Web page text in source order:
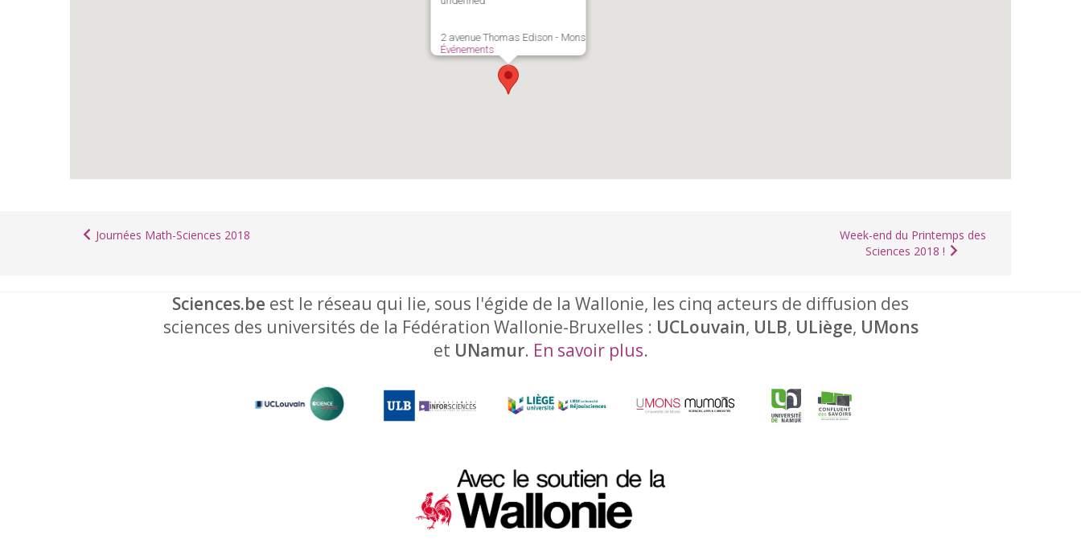
2 avenue Thomas Edison - Mons
Événements
Journées Math-Sciences 2018
Week-end du Printemps des
Sciences 2018 !
Sciences.be est le réseau qui lie, sous l'égide de la Wallonie, les cinq acteurs de diffusion des
sciences des universités de la Fédération Wallonie-Bruxelles : UCLouvain, ULB, ULiège, UMons
et UNamur. En savoir plus.